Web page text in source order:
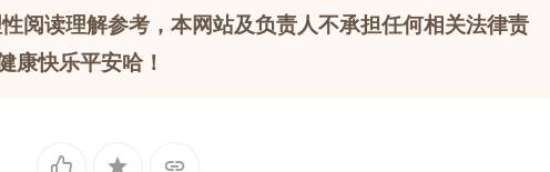
阅读理解参考，本网站及负责人不承担任何相关法律责
康快乐平安哈！